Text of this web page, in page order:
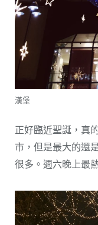
漢堡
正好臨近聖誕，真
市，但是最大的還
很多。週六晚上最